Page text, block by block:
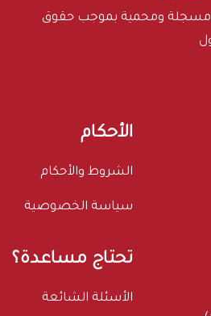
ومحمية بموجب حقوق
الأحكام
الشروط والأحكام
سياسة الخصوصية
تحتاج مساعدة؟
الأسئلة الشائعة